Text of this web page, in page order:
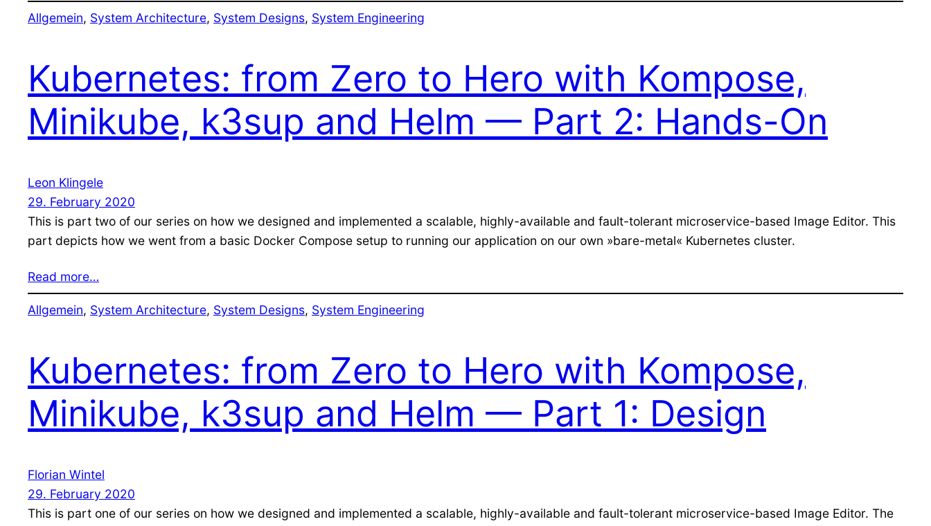
Allgemein, System Architecture, System Designs, System Engineering
Kubernetes: from Zero to Hero with Kompose,
Minikube, k3sup and Helm — Part 2: Hands-On
Leon Klingele
29. February 2020
This is part two of our series on how we designed and implemented a scalable, highly-available and fault-tolerant microservice-based Image Editor. This
part depicts how we went from a basic Docker Compose setup to running our application on our own »bare-metal« Kubernetes cluster.
Read more…
Allgemein, System Architecture, System Designs, System Engineering
Kubernetes: from Zero to Hero with Kompose,
Minikube, k3sup and Helm — Part 1: Design
Florian Wintel
29. February 2020
This is part one of our series on how we designed and implemented a scalable, highly-available and fault-tolerant microservice-based Image Editor. The